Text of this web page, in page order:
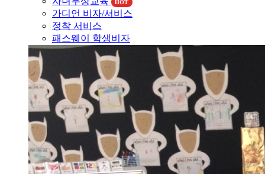
정착 서비스
패스웨이 학생비자